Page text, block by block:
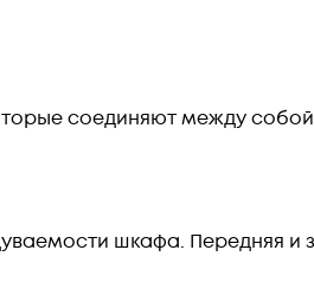
соединяют между
шкафа. Передняя и